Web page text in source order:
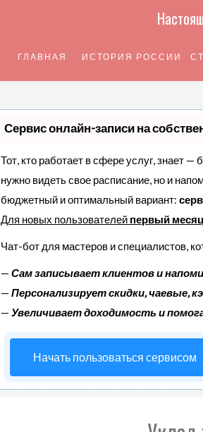
ГЛАВНАЯ ИСТОРИЯ РОССИИ
Сервис онлайн-записи на
Тот, кто работает в сфере услуг, знает —
нужно видеть свое расписание, но и
бюджетный и оптимальный вариант:
Для новых пользователей первый
Чат-бот для мастеров и специалистов,
— Сам записывает клиентов и
— Персонализирует скидки, чаевые,
— Увеличивает доходимость и
Начать пользоваться сервисом